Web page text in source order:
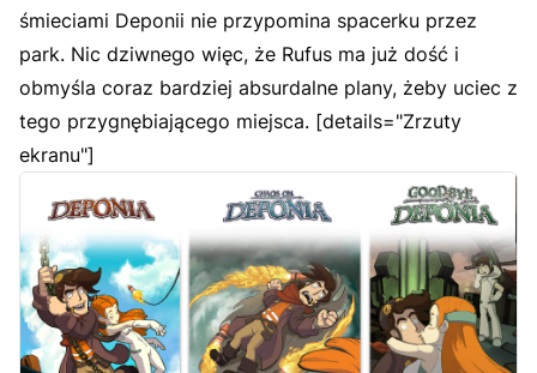
śmieciami Deponii nie przypomina spacerku przez
park. Nic dziwnego więc, że Rufus ma już dość i
obmyśla coraz bardziej absurdalne plany, żeby uciec z
tego przygnębiającego miejsca. [details="Zrzuty
ekranu"]